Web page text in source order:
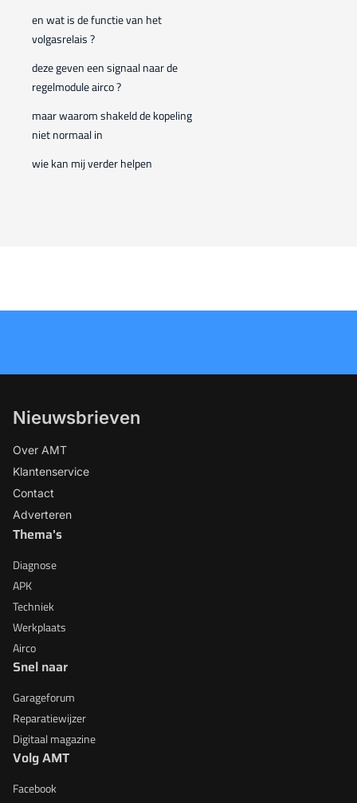
en wat is de functie van het
volgasrelais ?
deze geven een signaal naar de
regelmodule airco ?
maar waarom shakeld de kopeling
niet normaal in
wie kan mij verder helpen
Nieuwsbrieven
Over AMT
Klantenservice
Contact
Adverteren
Thema's
Diagnose
APK
Techniek
Werkplaats
Airco
Snel naar
Garageforum
Reparatiewijzer
Digitaal magazine
Volg AMT
Facebook